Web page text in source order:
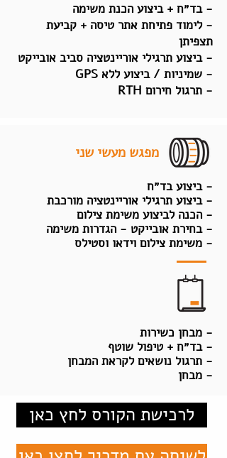
- בד״ח + ביצוע הכנת משימה
- לימוד פתיחת אתר טיסה + קביעת
תצפיתן
- ביצוע תרגילי אוריינטציה סביב אובייקט
- שמיניות / ביצוע ללא GPS
- תרגול חירום RTH
מפגש מעשי שני
- ביצוע בד״ח
- ביצוע תרגילי אוריינטציה מורכבת
- הכנה לביצוע משימת צילום
- בחירת אובייקט - הגדרות משימה
- משימת צילום וידאו וסטילס
- מבחן כשירות
- בד״ח + טיפול שוטף
- תרגול נושאים לקראת המבחן
- מבחן
לרכישת הקורס לחץ כאן